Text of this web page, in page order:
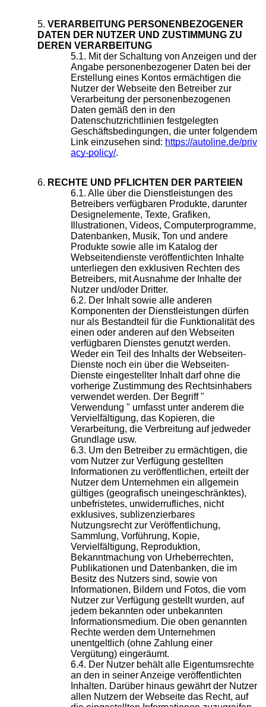
VERARBEITUNG PERSONENBEZOGENER
DATEN DER NUTZER UND ZUSTIMMUNG ZU
DEREN VERARBEITUNG
Mit der Schaltung von Anzeigen und der
Angabe personenbezogener Daten bei der
Erstellung eines Kontos ermächtigen die
Nutzer der Webseite den Betreiber zur
Verarbeitung der personenbezogenen
Daten gemäß den in den
Datenschutzrichtlinien festgelegten
Geschäftsbedingungen, die unter folgendem
Link einzusehen sind: https://autoline.de/priv
acy-policy/.
RECHTE UND PFLICHTEN DER PARTEIEN
Alle über die Dienstleistungen des
Betreibers verfügbaren Produkte, darunter
Designelemente, Texte, Grafiken,
Illustrationen, Videos, Computerprogramme,
Datenbanken, Musik, Ton und andere
Produkte sowie alle im Katalog der
Webseitendienste veröffentlichten Inhalte
unterliegen den exklusiven Rechten des
Betreibers, mit Ausnahme der Inhalte der
Nutzer und/oder Dritter.
Der Inhalt sowie alle anderen
Komponenten der Dienstleistungen dürfen
nur als Bestandteil für die Funktionalität des
einen oder anderen auf den Webseiten
verfügbaren Dienstes genutzt werden.
Weder ein Teil des Inhalts der Webseiten-
Dienste noch ein über die Webseiten-
Dienste eingestellter Inhalt darf ohne die
vorherige Zustimmung des Rechtsinhabers
verwendet werden. Der Begriff "
Verwendung " umfasst unter anderem die
Vervielfältigung, das Kopieren, die
Verarbeitung, die Verbreitung auf jedweder
Grundlage usw.
Um den Betreiber zu ermächtigen, die
vom Nutzer zur Verfügung gestellten
Informationen zu veröffentlichen, erteilt der
Nutzer dem Unternehmen ein allgemein
gültiges (geografisch uneingeschränktes),
unbefristetes, unwiderrufliches, nicht
exklusives, sublizenzierbares
Nutzungsrecht zur Veröffentlichung,
Sammlung, Vorführung, Kopie,
Vervielfältigung, Reproduktion,
Bekanntmachung von Urheberrechten,
Publikationen und Datenbanken, die im
Besitz des Nutzers sind, sowie von
Informationen, Bildern und Fotos, die vom
Nutzer zur Verfügung gestellt wurden, auf
jedem bekannten oder unbekannten
Informationsmedium. Die oben genannten
Rechte werden dem Unternehmen
unentgeltlich (ohne Zahlung einer
Vergütung) eingeräumt.
Der Nutzer behält alle Eigentumsrechte
an den in seiner Anzeige veröffentlichten
Inhalten. Darüber hinaus gewährt der Nutzer
allen Nutzern der Webseite das Recht, auf